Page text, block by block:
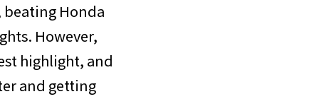
beating Honda
However,
highlight, and
and getting